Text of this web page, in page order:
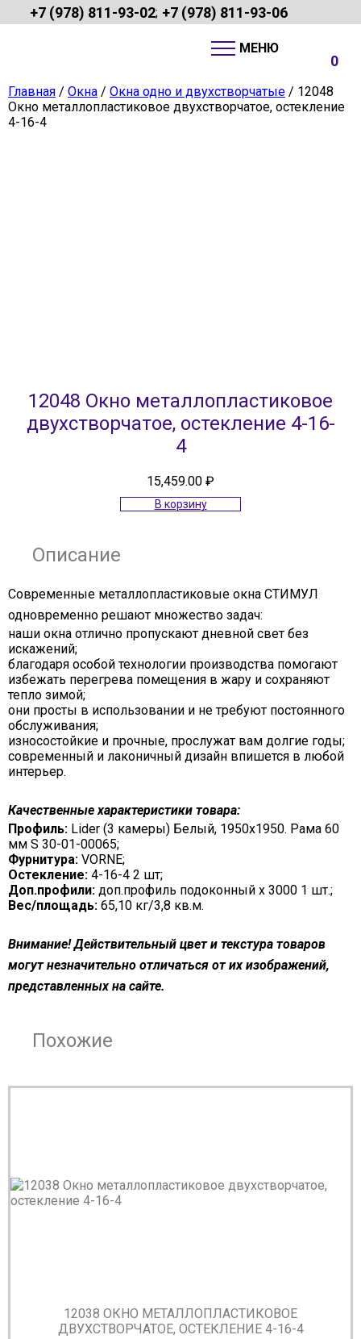
+7 (978) 811-93-02; +7 (978) 811-93-06
0
Главная / Окна / Окна одно и двухстворчатые / 12048
Окно металлопластиковое двухстворчатое, остекление
4-16-4
12048 Окно металлопластиковое
двухстворчатое, остекление 4-16-
4
15,459.00 ₽
В корзину
Описание
Современные металлопластиковые окна СТИМУЛ
одновременно решают множество задач:
наши окна отлично пропускают дневной свет без
искажений;
благодаря особой технологии производства помогают
избежать перегрева помещения в жару и сохраняют
тепло зимой;
они просты в использовании и не требуют постоянного
обслуживания;
износостойкие и прочные, прослужат вам долгие годы;
современный и лаконичный дизайн впишется в любой
интерьер.
Качественные характеристики товара:
Профиль: Lider (3 камеры) Белый, 1950х1950. Рама 60
мм S 30-01-00065;
Фурнитура: VORNE;
Остекление: 4-16-4 2 шт;
Доп.профили: доп.профиль подоконный х 3000 1 шт.;
Вес/площадь: 65,10 кг/3,8 кв.м.
Внимание! Действительный цвет и текстура товаров
могут незначительно отличаться от их изображений,
представленных на сайте.
Похожие
12038 ОКНО МЕТАЛЛОПЛАСТИКОВОЕ
ДВУХСТВОРЧАТОЕ, ОСТЕКЛЕНИЕ 4-16-4